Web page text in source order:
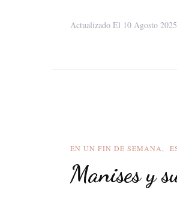
Actualizado El 10 Agosto 2025
EN UN FIN DE SEMANA
Manises y